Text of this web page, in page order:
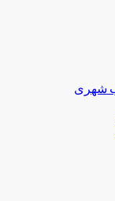
شهری